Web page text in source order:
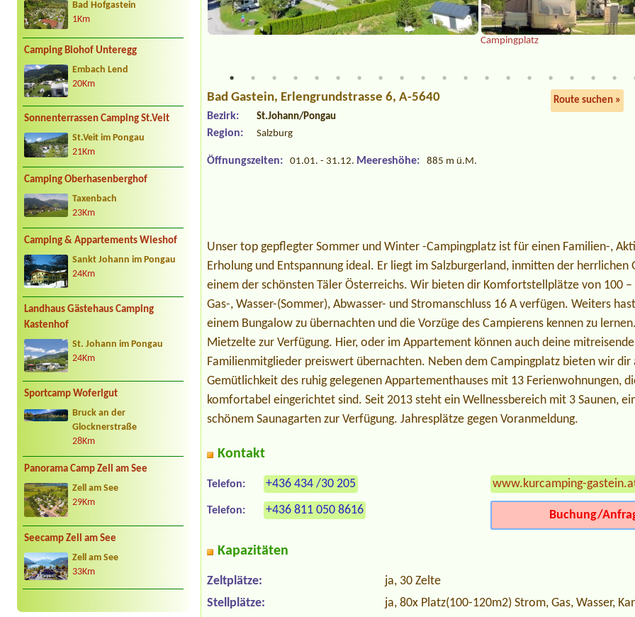
Bad Hofgastein
1Km
Camping Biohof Unteregg
Embach Lend
20Km
Sonnenterrassen Camping St.Veit
St.Veit im Pongau
21Km
Camping Oberhasenberghof
Taxenbach
23Km
Camping & Appartements Wieshof
Sankt Johann im Pongau
24Km
Landhaus Gästehaus Camping
Kastenhof
St. Johann im Pongau
24Km
Sportcamp Woferlgut
Bruck an der
Glocknerstraße
28Km
Panorama Camp Zell am See
Zell am See
29Km
Seecamp Zell am See
Zell am See
33Km
Campingplatz
Bad Gastein, Erlengrundstrasse 6, A-5640 Route suchen »
Bezirk: St.Johann/Pongau
Region: Salzburg
Öffnungszeiten: 01.01. - 31.12. Meereshöhe: 885 m ü.M.
Unser top gepflegter Sommer und Winter -Campingplatz ist für einen Familien-,
Erholung und Entspannung ideal. Er liegt im Salzburgerland, inmitten der herrlichen
einem der schönsten Täler Österreichs. Wir bieten dir Komfortstellplätze von 100
Gas-, Wasser-(Sommer), Abwasser- und Stromanschluss 16 A verfügen. Weiters
einem Bungalow zu übernachten und die Vorzüge des Campierens kennen zu
Mietzelte zur Verfügung. Hier, oder im Appartement können auch deine
Familienmitglieder preiswert übernachten. Neben dem Campingplatz bieten wir dir
Gemütlichkeit des ruhig gelegenen Appartementhauses mit 13 Ferienwohnungen,
komfortabel eingerichtet sind. Seit 2013 steht ein Wellnessbereich mit 3 Saunen,
schönem Saunagarten zur Verfügung. Jahresplätze gegen Voranmeldung.
Kontakt
Telefon: +436 434 /30 205
Telefon: +436 811 050 8616
www.kurcamping-
Buchung/
Kapazitäten
Zeltplätze:
ja, 30 Zelte
Stellplätze:
ja, 80x Platz(100-120m2) Strom, Gas, Wasser,